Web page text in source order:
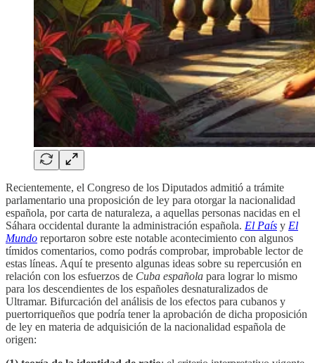
Recientemente, el Congreso de los Diputados admitió a trámite
parlamentario una proposición de ley para otorgar la nacionalidad
española, por carta de naturaleza, a aquellas personas nacidas en el
Sáhara occidental durante la administración española. El País y El
Mundo reportaron sobre este notable acontecimiento con algunos
tímidos comentarios, como podrás comprobar, improbable lector de
estas líneas. Aquí te presento algunas ideas sobre su repercusión en
relación con los esfuerzos de Cuba española para lograr lo mismo
para los descendientes de los españoles desnaturalizados de
Ultramar. Bifurcación del análisis de los efectos para cubanos y
puertorriqueños que podría tener la aprobación de dicha proposición
de ley en materia de adquisición de la nacionalidad española de
origen: